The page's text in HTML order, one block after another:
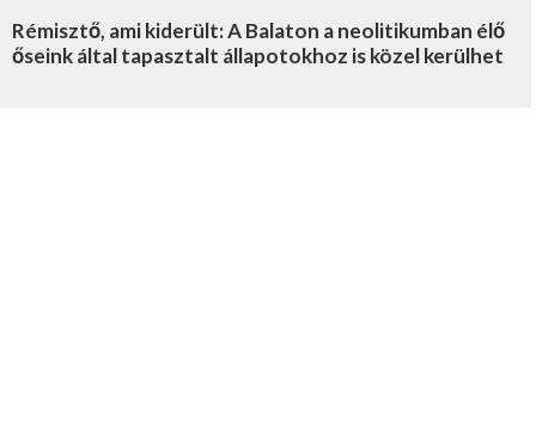
Rémisztő, ami kiderült: A Balaton a neolitikumban élő
őseink által tapasztalt állapotokhoz is közel kerülhet